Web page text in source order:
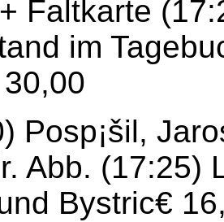
Faltkarte
im
Posp¡šil,
Abb.
Bystric€